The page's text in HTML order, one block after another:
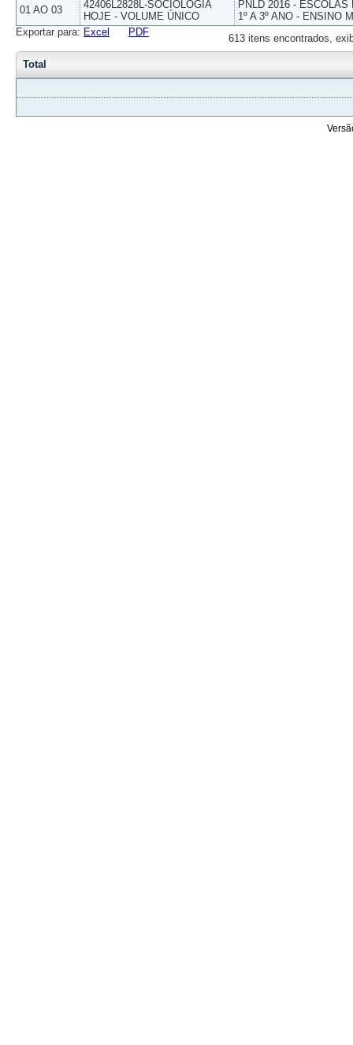
01 AO 03
42406L2828L-SOCIOLOGIA
HOJE - VOLUME ÚNICO
PNLD 2016 -
1º A 3º ANO - ENSINO
613 itens encontrados,
Exportar para: Excel PDF
Total